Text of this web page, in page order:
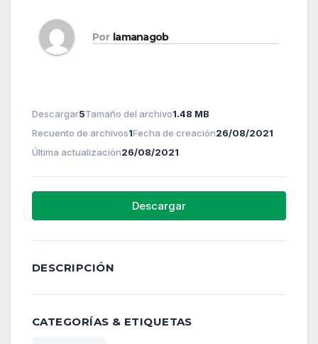
Por lamanagob
Descargar5Tamaño del archivo1.48 MB
Recuento de archivos1Fecha de creación26/08/2021
Última actualización26/08/2021
Descargar
DESCRIPCIÓN
CATEGORÍAS & ETIQUETAS